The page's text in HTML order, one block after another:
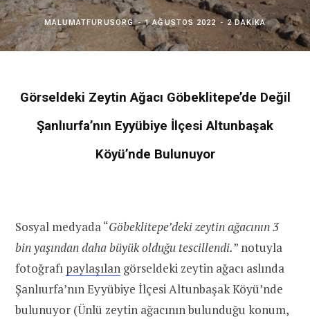
MALUMATFURUSORG 1 AĞUSTOS 2022 2 DAKIKA
Görseldeki Zeytin Ağacı Göbeklitepe’de Değil
Şanlıurfa’nın Eyyübiye İlçesi Altunbaşak
Köyü’nde Bulunuyor
Sosyal medyada “Göbeklitepe’deki zeytin ağacının 3
bin yaşından daha büyük olduğu tescillendi.” notuyla
fotoğrafı paylaşılan görseldeki zeytin ağacı aslında
Şanlıurfa’nın Eyyübiye İlçesi Altunbaşak Köyü’nde
bulunuyor (Ünlü zeytin ağacının bulunduğu konum,